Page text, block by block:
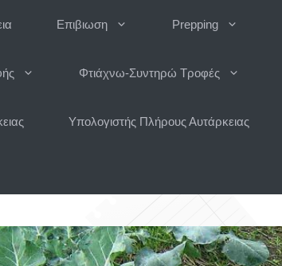
Επιβιωση Prepping
Φτιάχνω-Συντηρώ Τροφές
Υπολογιστής Πλήρους Αυτάρκειας